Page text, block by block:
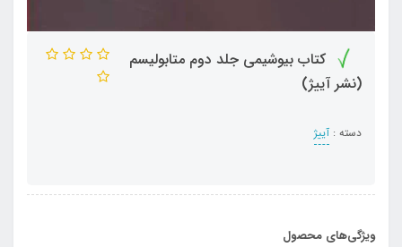
کتاب بیوشیمی جلد دوم متابولیسم
(نشر آییژ)
دسته : آییژ
ویژگی‌های محصول